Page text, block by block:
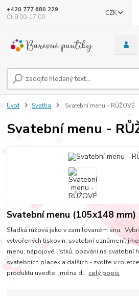
CZK
+420 777 680 229
Čt 9:00-17:00
Úvod Svatba Svatební menu - RŮŽOVÉ
Svatební menu -
Svatební menu (105x148 mm)
Sladká růžová jako v zamilovaném snu.
vytvořených tiskovin: svatební oznámení,
menu, nápojové lístků, pozvání na svatební
svatebních placek a dalších - zvolte v
produktu uveďte: jména d... celý popis